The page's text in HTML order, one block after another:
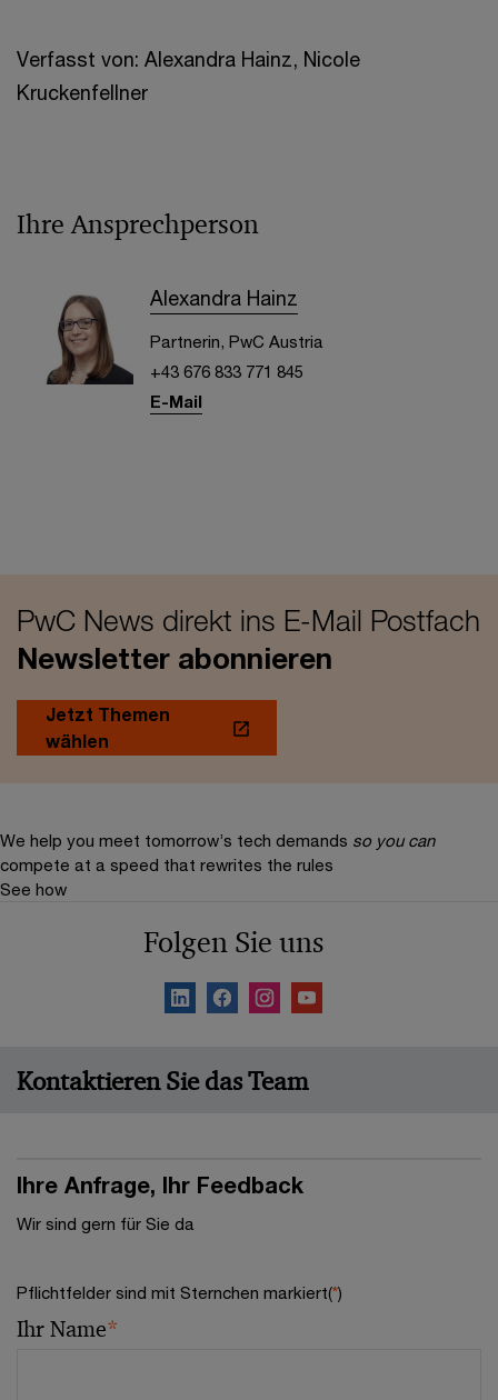
Verfasst von: Alexandra Hainz, Nicole
Kruckenfellner
Ihre Ansprechperson
Alexandra Hainz
Partnerin, PwC Austria
+43 676 833 771 845
E-Mail
PwC News direkt ins E-Mail Postfach
Newsletter abonnieren
Jetzt Themen
wählen
We help you meet tomorrow’s tech demands so you can
compete at a speed that rewrites the rules
See how
Folgen Sie uns
Kontaktieren Sie das Team
Ihre Anfrage, Ihr Feedback
Wir sind gern für Sie da
Pflichtfelder sind mit Sternchen markiert(*)
Ihr Name*